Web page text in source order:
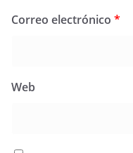
Correo electrónico *
Web